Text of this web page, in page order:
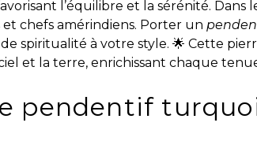
l’équilibre et la sérénité. Dans
et chefs amérindiens. Porter un
spiritualité à votre style. 🌟 Cette
et la terre, enrichissant chaque
pendentif